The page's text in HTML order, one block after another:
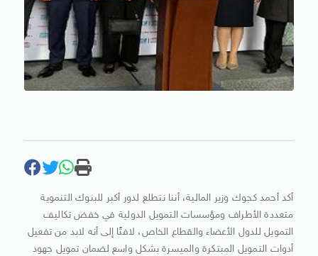
أكد أحمد كجوك وزير المالية، أننا نتطلع لدور أكبر للبنوك التنموية
متعددة الأطراف ومؤسسات التمويل الدولية في خفض تكاليف
التمويل للدول الأعضاء والقطاع الخاص، لافتًا إلى أنه لابد من تفعيل
أدوات التمويل المبتكرة والميسرة بشكل واسع لضمان تمويل جهود